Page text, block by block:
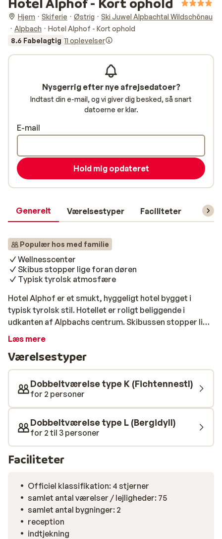
Hjem Skiferie Østrig
Ski Juwel Alpbachtal Wildschönau
Alpbach
Hotel Alphof - Kort ophold
8.6 Fabelagtig 11 oplevelser
Generelt Værelsestyper Faciliteter
Populær hos med familie
Wellnesscenter
Skibus stopper lige foran døren
Typisk tyrolsk atmosfære
Hotel Alphof er et smukt, hyggeligt hotel bygget i
typisk tyrolsk stil. Hotellet er roligt beliggende i
udkanten af Alpbachs centrum. Skibussen stopper lige
foran døren, så du kan være ude af på få minutter.
finske sauna og boblebadet eller tage en dukkert i den
indendørs pool. Slut dagen af med en drink i hotellets
bar og nyd en velfortjent nattesøvn på dit rummelige
værelse med alle moderne bekvemmeligheder.
Læs mere
Værelsestyper
Dobbeltværelse type K (Fichtennestl)
for 2 personer
Dobbeltværelse type L (Bergidyll)
for 2 til 3 personer
Faciliteter
Officiel klassifikation: 4 stjerner
samlet antal værelser / lejligheder: 75
samlet antal bygninger: 2
reception
indtjekning
Nysgerrig efter nye afrejsedatoer?
Indtast din e-mail, og vi giver dig besked, så snart
datoerne er klar.
E-mail
Hold mig opdateret